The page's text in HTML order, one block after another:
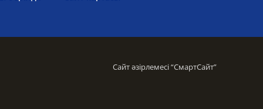
Сайт әзірлемесі “СмартСайт”